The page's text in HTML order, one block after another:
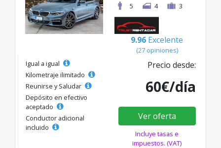
5
4 3
9.96 Excelente
(27 opiniones)
Igual a igual
Kilometraje ilimitado
Reunirse y Saludar
Depósito en efectivo
aceptado
Conductor adicional
incluido
Precio desde:
60€/día
Ver oferta
Incluye tasas e
impuestos. (VAT)